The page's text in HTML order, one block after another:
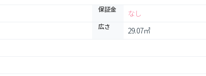
保証金 なし
広さ 29.07㎡